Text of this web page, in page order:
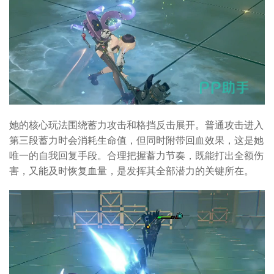
她的核心玩法围绕蓄力攻击和格挡反击展开。普通攻击进入
第三段蓄力时会消耗生命值，但同时附带回血效果，这是她
唯一的自我回复手段。合理把握蓄力节奏，既能打出全额伤
害，又能及时恢复血量，是发挥其全部潜力的关键所在。